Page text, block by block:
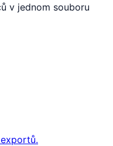
v jednom souboru